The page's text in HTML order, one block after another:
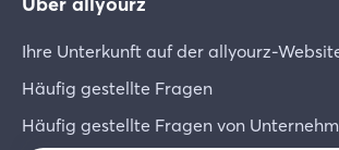
Ihre Unterkunft auf der allyourz-
Häufig gestellte Fragen
Häufig gestellte Fragen von